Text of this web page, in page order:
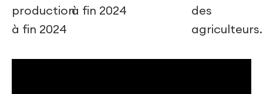
production
à fin 2024
à fin 2024
des
agriculteurs.